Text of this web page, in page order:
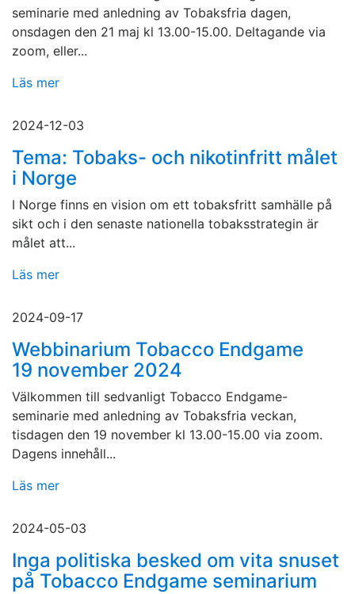
seminarie med anledning av Tobaksfria dagen,
onsdagen den 21 maj kl 13.00-15.00. Deltagande via
zoom, eller...
Läs mer
2024-12-03
Tema: Tobaks- och nikotinfritt målet
i Norge
I Norge finns en vision om ett tobaksfritt samhälle på
sikt och i den senaste nationella tobaksstrategin är
målet att...
Läs mer
2024-09-17
Webbinarium Tobacco Endgame
19 november 2024
Välkommen till sedvanligt Tobacco Endgame-
seminarie med anledning av Tobaksfria veckan,
tisdagen den 19 november kl 13.00-15.00 via zoom.
Dagens innehåll...
Läs mer
2024-05-03
Inga politiska besked om vita snuset
på Tobacco Endgame seminarium